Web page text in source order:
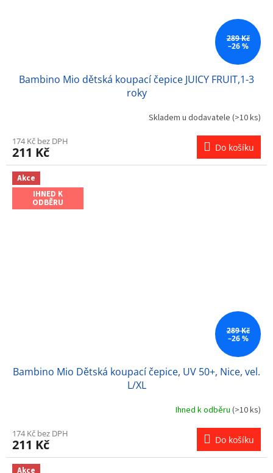
289 Kč
–26 %
Bambino Mio dětská koupací čepice JUICY FRUIT,1-3
roky
Skladem u dodavatele (>10 ks)
174 Kč bez DPH
211 Kč Do košíku
Akce
IHNED K
ODBĚRU
289 Kč
–26 %
Bambino Mio Dětská koupací čepice, UV 50+, Nice, vel.
L/XL
Ihned k odběru (>10 ks)
174 Kč bez DPH
211 Kč Do košíku
Akce